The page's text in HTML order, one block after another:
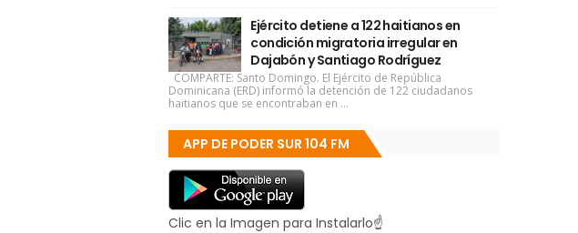
Ejército detiene a 122 haitianos en
condición migratoria irregular en
Dajabón y Santiago Rodríguez
COMPARTE: Santo Domingo. El Ejército de República
Dominicana (ERD) informó la detención de 122 ciudadanos
haitianos que se encontraban en ...
APP DE PODER SUR 104 FM
Clic en la Imagen para Instalarlo☝